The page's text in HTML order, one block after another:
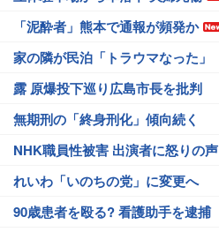
「泥酔者」熊本で通報が頻発か
家の隣が民泊「トラウマなった」
露 原爆投下巡り広島市長を批判
無期刑の「終身刑化」傾向続く
NHK職員性被害 出演者に怒りの声
れいわ「いのちの党」に変更へ
90歳患者を殴る? 看護助手を逮捕